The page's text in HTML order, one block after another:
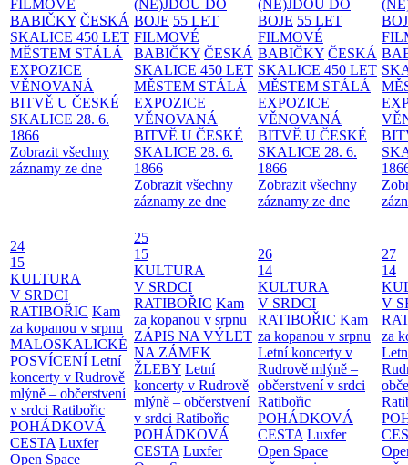
FILMOVÉ
BABIČKY ČESKÁ
SKALICE 450 LET
MĚSTEM STÁLÁ
EXPOZICE
VĚNOVANÁ
BITVĚ U ČESKÉ
SKALICE 28. 6.
1866
Zobrazit všechny
záznamy ze dne
(NE)JDOU DO
BOJE 55 LET
FILMOVÉ
BABIČKY ČESKÁ
SKALICE 450 LET
MĚSTEM STÁLÁ
EXPOZICE
VĚNOVANÁ
BITVĚ U ČESKÉ
SKALICE 28. 6.
1866
Zobrazit všechny
záznamy ze dne
(NE)JDOU DO
BOJE 55 LET
FILMOVÉ
BABIČKY ČESKÁ
SKALICE 450 LET
MĚSTEM STÁLÁ
EXPOZICE
VĚNOVANÁ
BITVĚ U ČESKÉ
SKALICE 28. 6.
1866
Zobrazit všechny
záznamy ze dne
24
15
KULTURA
V SRDCI
RATIBOŘIC Kam
za kopanou v srpnu
MALOSKALICKÉ
POSVÍCENÍ Letní
koncerty v Rudrově
mlýně – občerstvení
v srdci Ratibořic
POHÁDKOVÁ
CESTA Luxfer
Open Space
25
15
KULTURA
V SRDCI
RATIBOŘIC Kam
za kopanou v srpnu
ZÁPIS NA VÝLET
NA ZÁMEK
ŽLEBY Letní
koncerty v Rudrově
mlýně – občerstvení
v srdci Ratibořic
POHÁDKOVÁ
CESTA Luxfer
26
14
KULTURA
V SRDCI
RATIBOŘIC Kam
za kopanou v srpnu
Letní koncerty v
Rudrově mlýně –
občerstvení v srdci
Ratibořic
POHÁDKOVÁ
CESTA Luxfer
Open Space
27
14
V
za